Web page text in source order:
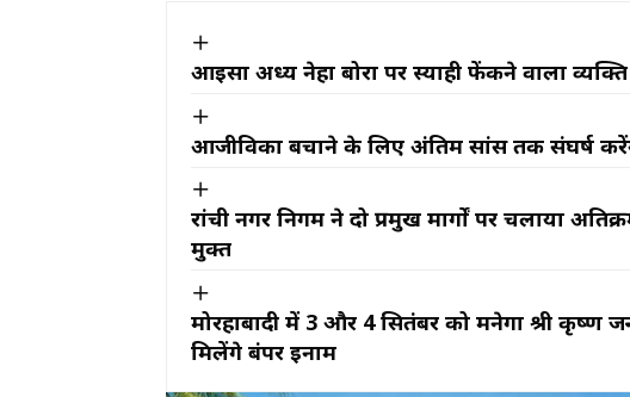
आइसा अध्यक्ष नेहा बोरा पर स्याही फेंकने वाला
आजीविका बचाने के लिए अंतिम सांस तक संघर्ष
रांची नगर निगम ने दो प्रमुख मार्गों पर चलाया
मुक्त
मोरहाबादी में 3 और 4 सितंबर को मनेगा श्री कृष्ण
मिलेंगे बंपर इनाम